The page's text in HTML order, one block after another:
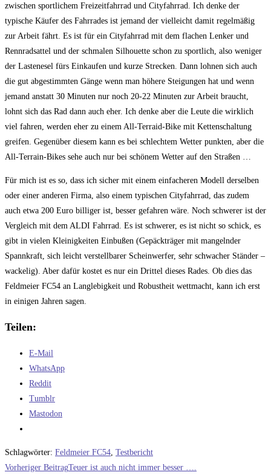
zwischen sportlichem Freizeitfahrrad und Cityfahrrad. Ich denke der
typische Käufer des Fahrrades ist jemand der vielleicht damit regelmäßig
zur Arbeit fährt. Es ist für ein Cityfahrrad mit dem flachen Lenker und
Rennradsattel und der schmalen Silhouette schon zu sportlich, also weniger
der Lastenesel fürs Einkaufen und kurze Strecken. Dann lohnen sich auch
die gut abgestimmten Gänge wenn man höhere Steigungen hat und wenn
jemand anstatt 30 Minuten nur noch 20-22 Minuten zur Arbeit braucht,
lohnt sich das Rad dann auch eher. Ich denke aber die Leute die wirklich
viel fahren, werden eher zu einem All-Terraid-Bike mit Kettenschaltung
greifen. Gegenüber diesem kann es bei schlechtem Wetter punkten, aber die
All-Terrain-Bikes sehe auch nur bei schönem Wetter auf den Straßen …
Für mich ist es so, dass ich sicher mit einem einfacheren Modell derselben
oder einer anderen Firma, also einem typischen Cityfahrrad, das zudem
auch etwa 200 Euro billiger ist, besser gefahren wäre. Noch schwerer ist der
Vergleich mit dem ALDI Fahrrad. Es ist schwerer, es ist nicht so schick, es
gibt in vielen Kleinigkeiten Einbußen (Gepäckträger mit mangelnder
Spannkraft, sich leicht verstellbarer Scheinwerfer, sehr schwacher Ständer –
wackelig). Aber dafür kostet es nur ein Drittel dieses Rades. Ob dies das
Feldmeier FC54 an Langlebigkeit und Robustheit wettmacht, kann ich erst
in einigen Jahren sagen.
Teilen:
E-Mail
WhatsApp
Reddit
Tumblr
Mastodon
Schlagwörter: Feldmeier FC54 Testbericht
Weitere
Vorheriger BeitragTeuer ist auch nicht immer besser ….